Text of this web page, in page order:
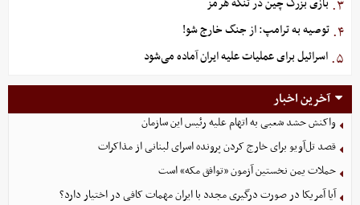
۳.
۴. توصیه به ترامپ: از جنگ خارج شو!
۵. اسرائیل برای عملیات علیه ایران آماده می‌شود
آخرین اخبار
واکنش حشد شعبی به اتهام‌ علیه رئیس این سازمان
قصد تل‌آویو برای خارج کردن پرونده اسرای لبنانی از مذاکرات
حملات یمن نخستین آزمون «توافق مکه» است
آیا آمریکا در صورت درگیری مجدد با ایران مهمات کافی در اختیار دارد؟